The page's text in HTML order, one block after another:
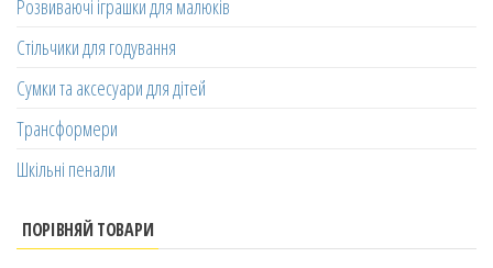
Розвиваючі іграшки для малюків
Стільчики для годування
Сумки та аксесуари для дітей
Трансформери
Шкільні пенали
ПОРІВНЯЙ ТОВАРИ